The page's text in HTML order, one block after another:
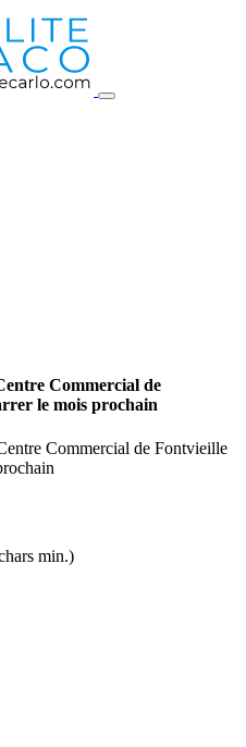
Commercial de
le mois prochain
min.)